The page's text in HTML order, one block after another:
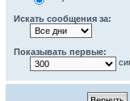
Искать сообщения за:
Показывать первые: